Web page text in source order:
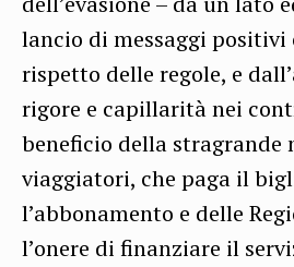
lancio di messaggi
rispetto delle regole, e
rigore e capillarità nei
beneficio della stragrande
viaggiatori, che paga il
l’abbonamento e delle
l’onere di finanziare il